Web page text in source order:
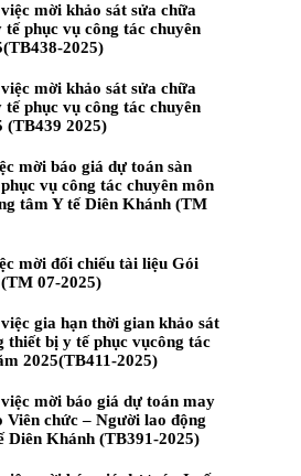
mời khảo sát sửa chữa
phục vụ công tác chuyên
2025)
mời khảo sát sửa chữa
phục vụ công tác chuyên
(TB439 2025)
mời báo giá dự toán sàn
vụ công tác chuyên môn
tâm Y tế Diên Khánh (TM
mời đối chiếu tài liệu Gói
07-2025)
gia hạn thời gian khảo sát
thiết bị y tế phục vụcông tác
2025(TB411-2025)
mời báo giá dự toán may
Viên chức – Người lao động
Diên Khánh (TB391-2025)